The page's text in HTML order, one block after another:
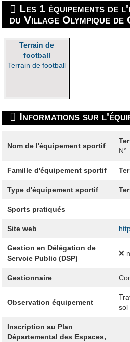
Les 1 équipements de
du Village Olympique de
Terrain de
football
Terrain de football
Informations sur
Nom de l'équipement sportif
N°
Famille d'équipement sportif
Type d'équipement sportif
Sports pratiqués
Site web
Gestion en Délégation de
Servcie Public (DSP)
❌
Gestionnaire
Observation équipement
sol
Inscription au Plan
Départemental des Espaces,